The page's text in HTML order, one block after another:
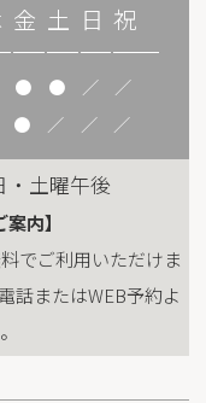
金 土 日 祝
● ● ／ ／
● ／ ／ ／
・土曜午後
内】
でご利用いただけま
話またはWEB予約よ